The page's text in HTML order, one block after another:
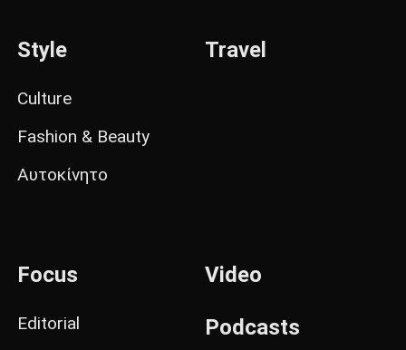
Style
Culture
Fashion & Beauty
Αυτοκίνητο
Travel
Focus
Editorial
Video
Podcasts